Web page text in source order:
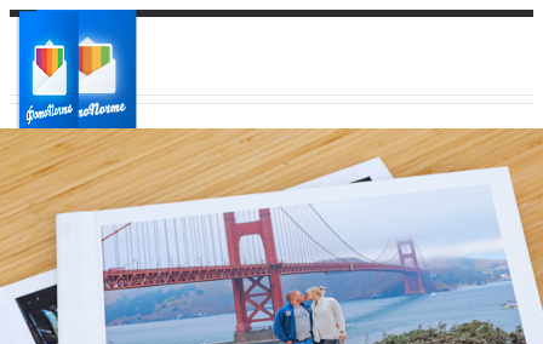
Ваш город:
Ваш регион доставки
Выберите из списка: